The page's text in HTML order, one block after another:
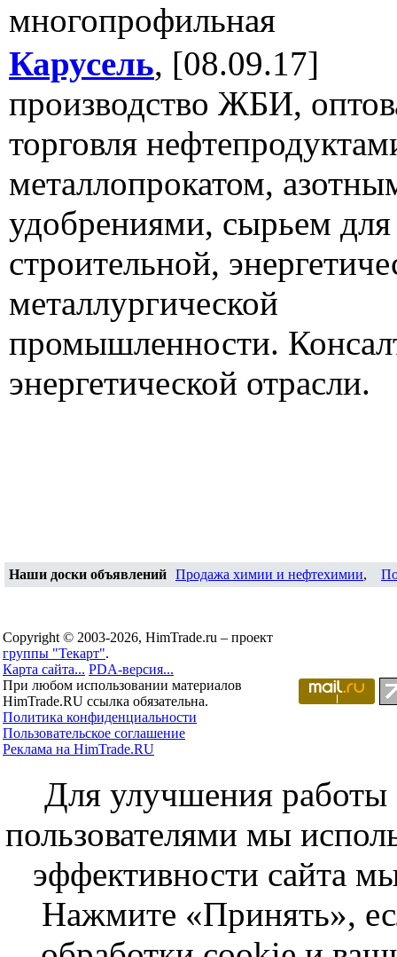
многопрофильная
Карусель, [08.09.17]
производство ЖБИ,
торговля
металлопрокатом,
удобрениями, сырьем для
строительной,
металлургической
промышленности.
энергетической отрасли.
Наши доски объявлений Продажа химии и нефтехимии,
Copyright © 2003-2026, HimTrade.ru – проект
группы "Текарт".
Карта сайта... PDA-версия...
При любом использовании материалов
HimTrade.RU ссылка обязательна.
Политика конфиденциальности
Пользовательское соглашение
Реклама на HimTrade.RU
Для улучшения работы
пользователями мы
эффективности сайта
Нажмите «Принять»,